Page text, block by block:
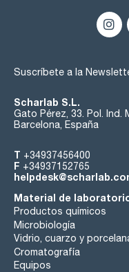
Suscríbete a la
Scharlab S.L.
Gato Pérez, 33. Pol. Ind.
Barcelona, España
T +34937456400
F +34937152765
Material de
Productos químicos
Microbiología
Vidrio, cuarzo y
Cromatografía
Equipos